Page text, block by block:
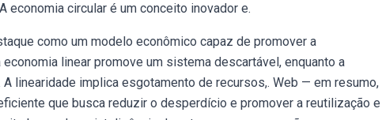
circular é um conceito inovador e.
como um modelo econômico capaz de promover a
linear promove um sistema descartável, enquanto a
linearidade implica esgotamento de recursos,. Web — em resumo,
que busca reduzir o desperdício e promover a reutilização e